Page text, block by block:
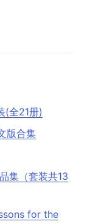
(全21册)
版合集
集（套装共13
for the